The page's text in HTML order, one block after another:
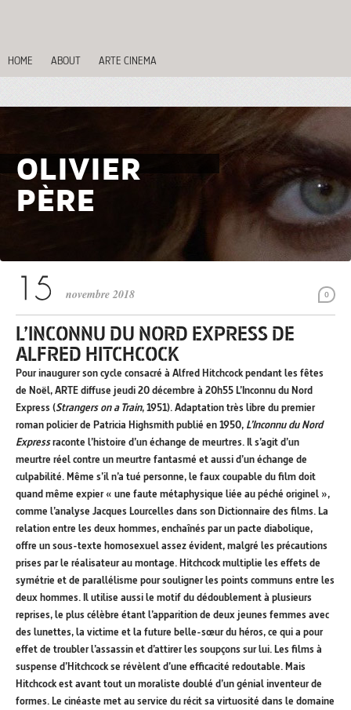
HOME ABOUT ARTE CINEMA
OLIVIER
PÈRE
0
novembre 2018
L’INCONNU DU NORD EXPRESS DE
ALFRED HITCHCOCK
Pour inaugurer son cycle consacré à Alfred Hitchcock pendant les fêtes
de Noël, ARTE diffuse jeudi 20 décembre à 20h55 L’Inconnu du Nord
Express (Strangers on a Train, 1951). Adaptation très libre du premier
roman policier de Patricia Highsmith publié en 1950, L’Inconnu du Nord
Expressraconte l’histoire d’un échange de meurtres. Il s’agit d’un
meurtre réel contre un meurtre fantasmé et aussi d’un échange de
culpabilité. Même s’il n’a tué personne, le faux coupable du film doit
quand même expier « une faute métaphysique liée au péché originel »,
comme l’analyse Jacques Lourcelles dans son Dictionnaire des films. La
relation entre les deux hommes, enchaînés par un pacte diabolique,
offre un sous-texte homosexuel assez évident, malgré les précautions
prises par le réalisateur au montage. Hitchcock multiplie les effets de
symétrie et de parallélisme pour souligner les points communs entre les
deux hommes. Il utilise aussi le motif du dédoublement à plusieurs
reprises, le plus célèbre étant l’apparition de deux jeunes femmes avec
des lunettes, la victime et la future belle-sœur du héros, ce qui a pour
effet de troubler l’assassin et d’attirer les soupçons sur lui. Les films à
suspense d’Hitchcock se révèlent d’une efficacité redoutable. Mais
Hitchcock est avant tout un moraliste doublé d’un génial inventeur de
formes. Le cinéaste met au service du récit sa virtuosité dans le domaine